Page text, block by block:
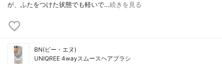
が、ふたをつけた状態でも軽いで…続きを見る
BN(ビー・エヌ)
UNIQREE 4wayスムースヘアブラシ